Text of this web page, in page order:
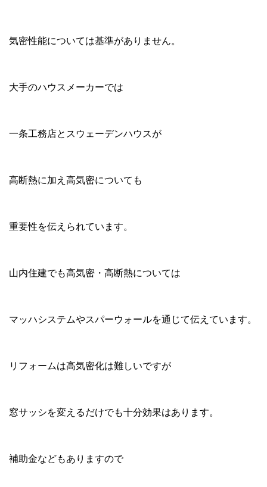
気密性能については基準がありません。
大手のハウスメーカーでは
一条工務店とスウェーデンハウスが
高断熱に加え高気密についても
重要性を伝えられています。
山内住建でも高気密・高断熱については
マッハシステムやスパーウォールを通じて伝えています。
リフォームは高気密化は難しいですが
窓サッシを変えるだけでも十分効果はあります。
補助金などもありますので